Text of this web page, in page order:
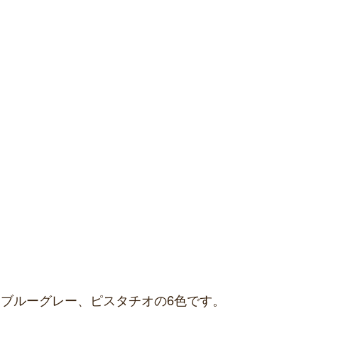
ルーグレー、ピスタチオの6色です。